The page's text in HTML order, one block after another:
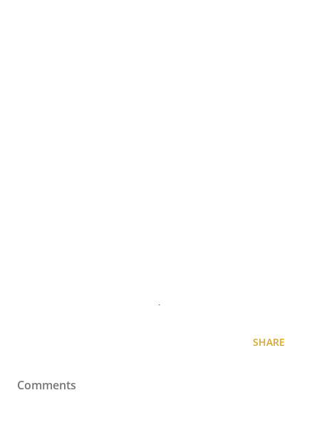
.
SHARE
Comments